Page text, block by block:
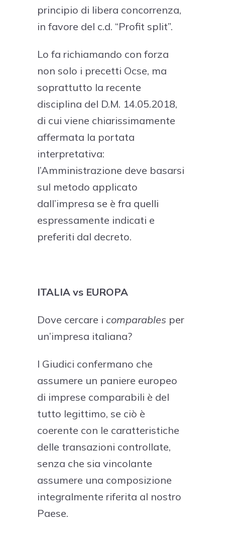
principio di libera concorrenza,
in favore del c.d. “Profit split”.
Lo fa richiamando con forza
non solo i precetti Ocse, ma
soprattutto la recente
disciplina del D.M. 14.05.2018,
di cui viene chiarissimamente
affermata la portata
interpretativa:
l’Amministrazione deve basarsi
sul metodo applicato
dall’impresa se è fra quelli
espressamente indicati e
preferiti dal decreto.
ITALIA vs EUROPA
Dove cercare i comparables per
un’impresa italiana?
I Giudici confermano che
assumere un paniere europeo
di imprese comparabili è del
tutto legittimo, se ciò è
coerente con le caratteristiche
delle transazioni controllate,
senza che sia vincolante
assumere una composizione
integralmente riferita al nostro
Paese.